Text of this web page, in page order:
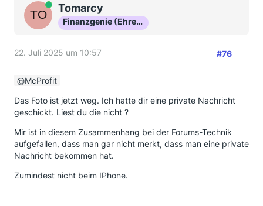
OnlineTomarcy
Finanzgenie (Ehrenmitglied)
22. Juli 2025 um 10:57 #76
McProfit
Das Foto ist jetzt weg. Ich hatte dir eine private Nachricht
geschickt. Liest du die nicht ?
Mir ist in diesem Zusammenhang bei der Forums-Technik
aufgefallen, dass man gar nicht merkt, dass man eine private
Nachricht bekommen hat.
Zumindest nicht beim IPhone.